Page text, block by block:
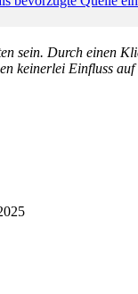
sein. Durch einen
keinerlei Einfluss auf